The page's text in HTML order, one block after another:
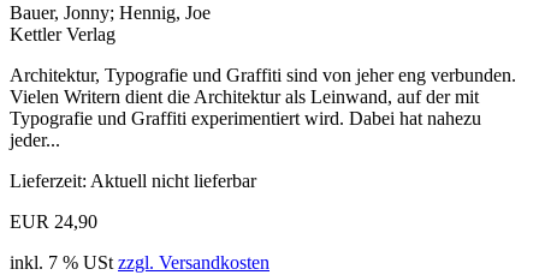
Bauer, Jonny; Hennig, Joe
Kettler Verlag
Architektur, Typografie und Graffiti sind von jeher eng verbunden.
Vielen Writern dient die Architektur als Leinwand, auf der mit
Typografie und Graffiti experimentiert wird. Dabei hat nahezu
jeder...
Lieferzeit: Aktuell nicht lieferbar
EUR 24,90
inkl. 7 % USt zzgl. Versandkosten